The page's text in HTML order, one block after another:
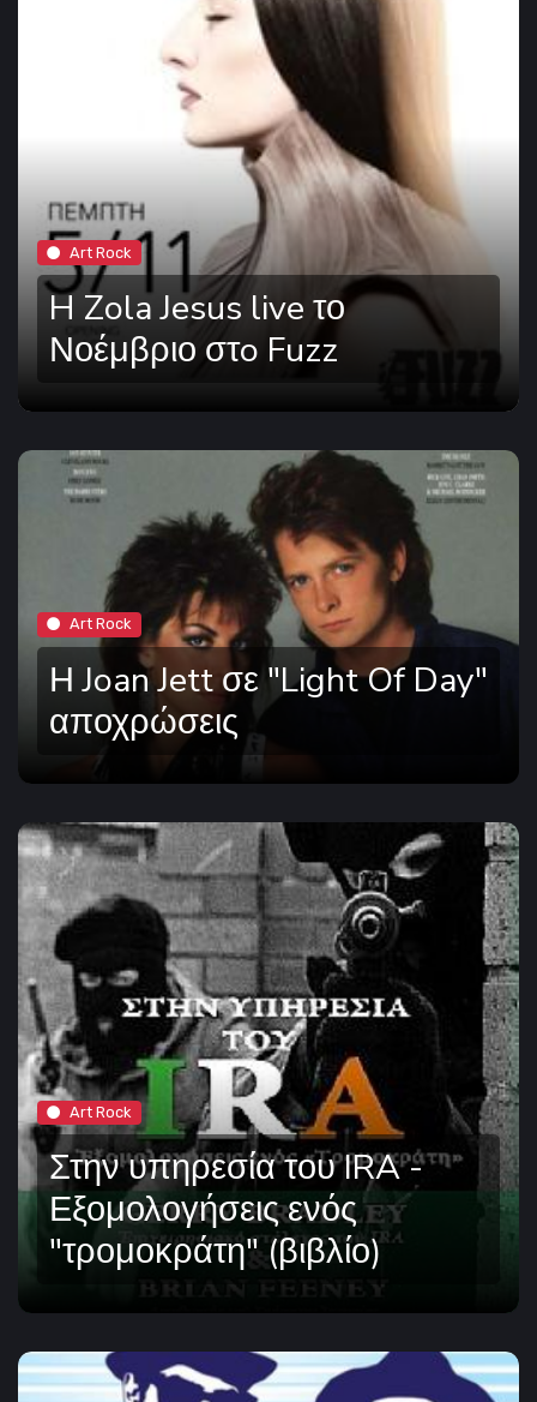
Art Rock
H Zola Jesus live το
Νοέμβριο στo Fuzz
Art Rock
Η Joan Jett σε "Light Of Day"
αποχρώσεις
Art Rock
Στην υπηρεσία του IRA -
Εξομολογήσεις ενός
"τρομοκράτη" (βιβλίο)